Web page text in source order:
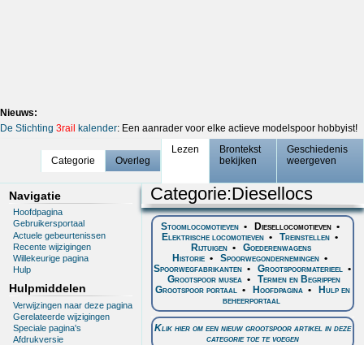
Nieuws:
De Stichting 3rail kalender: Een aanrader voor elke actieve modelspoor hobbyist!
Categorie Overleg
Lezen
Brontekst
bekijken
Geschiedenis
weergeven
Navigatie
Hoofdpagina
Gebruikersportaal
Actuele gebeurtenissen
Recente wijzigingen
Willekeurige pagina
Hulp
Hulpmiddelen
Verwijzingen naar deze pagina
Gerelateerde wijzigingen
Speciale pagina's
Afdrukversie
Categorie:Diesellocs
Stoomlocomotieven• Diesellocomotieven•
Elektrische locomotieven • Treinstellen •
Rijtuigen •
Goederenwagens
Historie • Spoorwegondernemingen •
Spoorwegfabrikanten • Grootspoormaterieel
•
Grootspoor musea •
Termen en Begrippen
Grootspoor portaal
• Hoofdpagina •
Hulp en
beheerportaal
Klik hier om een nieuw grootspoor artikel in deze
categorie toe te voegen